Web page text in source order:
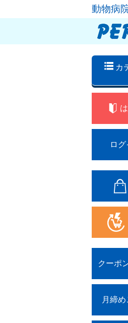
動物病
カ
ロ
クーポ
月締